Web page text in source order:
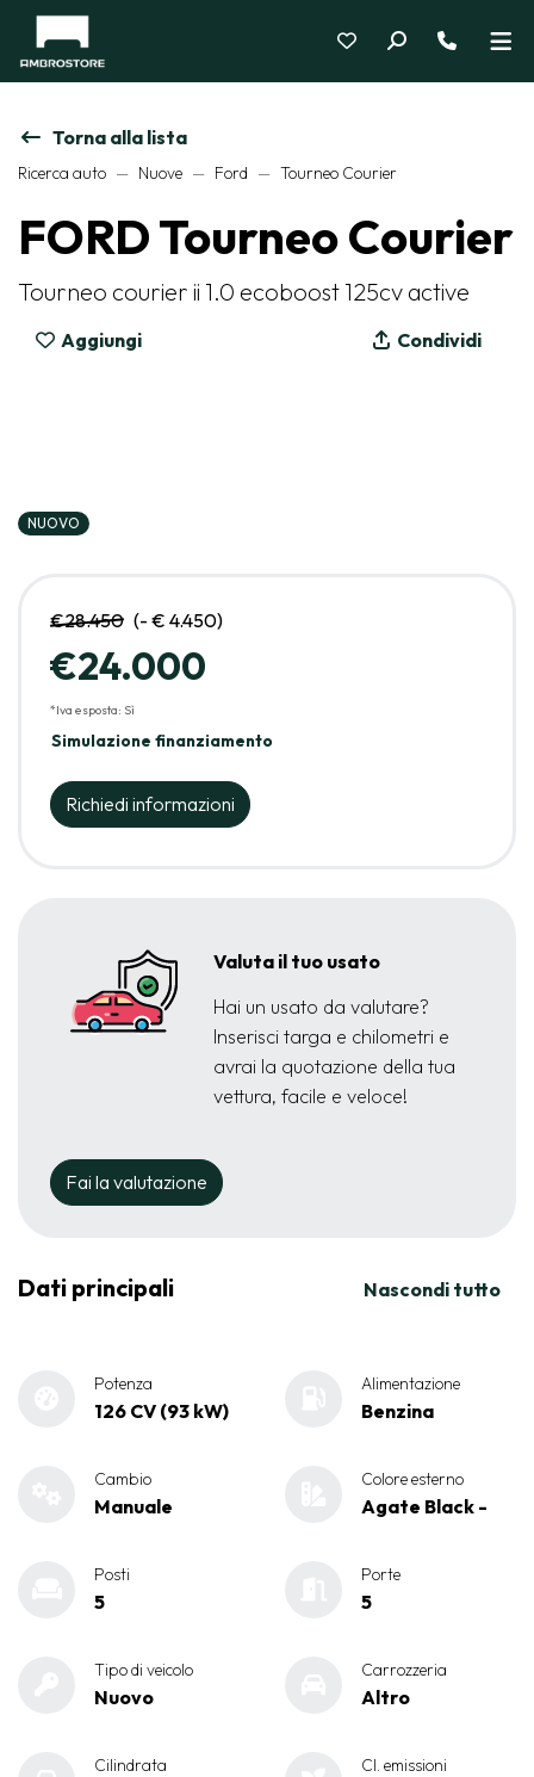
Torna alla lista
Ricerca auto Nuove Ford Tourneo Courier
FORD Tourneo Courier
Tourneo courier ii 1.0 ecoboost 125cv active
Aggiungi Condividi
NUOVO
€28.450 (- € 4.450)
€24.000
*Iva esposta: Sì
Simulazione finanziamento
Richiedi informazioni
Valuta il tuo usato
Hai un usato da valutare?
Inserisci targa e chilometri e
avrai la quotazione della tua
vettura, facile e veloce!
Fai la valutazione
Dati principali Nascondi tutto
Potenza
126 CV (93 kW)
Alimentazione
Benzina
Cambio
Manuale
Colore esterno
Agate Black -
Posti
5
Porte
5
Tipo di veicolo
Nuovo
Carrozzeria
Altro
Cilindrata Cl. emissioni